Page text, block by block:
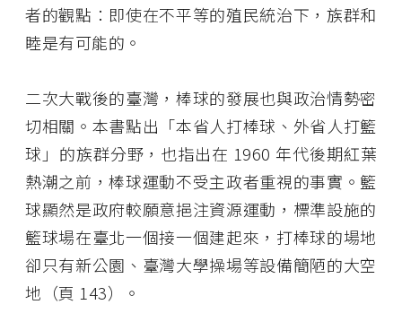
者的觀點：即使在不平等的殖民統治下，族群和
睦是有可能的。
二次大戰後的臺灣，棒球的發展也與政治情勢密
切相關。本書點出「本省人打棒球、外省人打籃
球」的族群分野，也指出在 1960 年代後期紅葉
熱潮之前，棒球運動不受主政者重視的事實。籃
球顯然是政府較願意挹注資源運動，標準設施的
籃球場在臺北一個接一個建起來，打棒球的場地
卻只有新公園、臺灣大學操場等設備簡陋的大空
地（頁 143）。